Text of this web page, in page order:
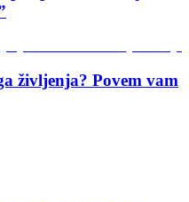
življenja? Povem vam